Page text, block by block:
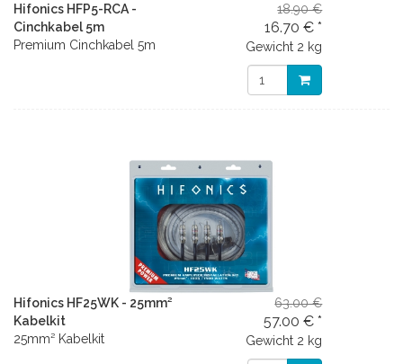
Hifonics HFP5-RCA -
Cinchkabel 5m
Premium Cinchkabel 5m
18.90 €
16.70 € *
Gewicht 2 kg
Hifonics HF25WK - 25mm²
Kabelkit
25mm² Kabelkit
63.00 €
57.00 € *
Gewicht 2 kg